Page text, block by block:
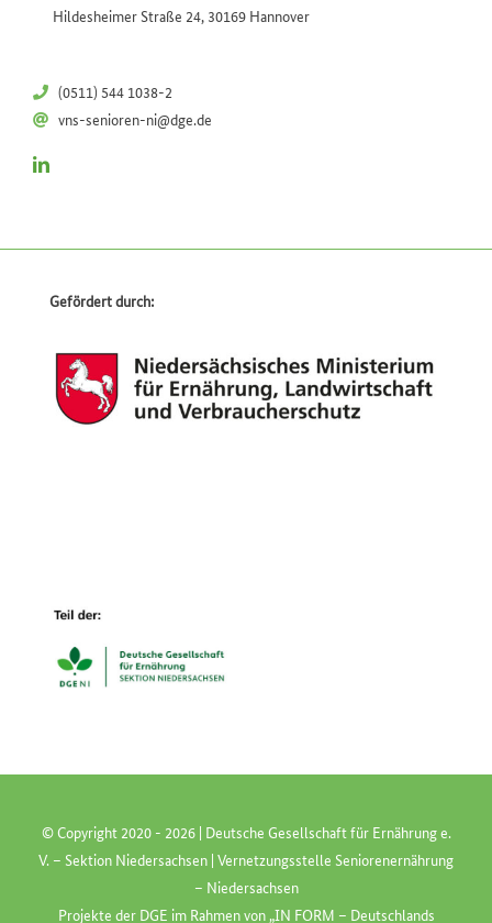
Hildesheimer Straße 24, 30169 Hannover
(0511) 544 1038-2
vns-senioren-ni@dge.de
Gefördert durch:
© Copyright 2020 - 2026 | Deutsche Gesellschaft für Ernährung e.
V. – Sektion Niedersachsen | Vernetzungsstelle Seniorenernährung
– Niedersachsen
Projekte der DGE im Rahmen von „IN FORM – Deutschlands